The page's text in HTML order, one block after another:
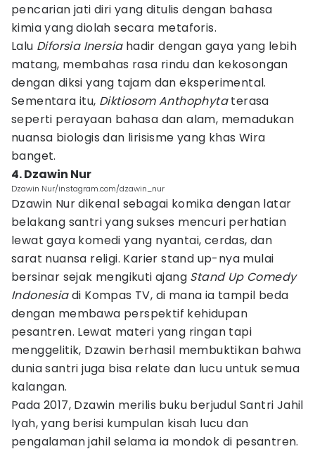
pencarian jati diri yang ditulis dengan bahasa
kimia yang diolah secara metaforis.
Lalu Diforsia Inersiahadir dengan gaya yang lebih
matang, membahas rasa rindu dan kekosongan
dengan diksi yang tajam dan eksperimental.
Sementara itu, Diktiosom Anthophytaterasa
seperti perayaan bahasa dan alam, memadukan
nuansa biologis dan lirisisme yang khas Wira
banget.
4. Dzawin Nur
Dzawin Nur/instagram.com/dzawin_nur
Dzawin Nur dikenal sebagai komika dengan latar
belakang santri yang sukses mencuri perhatian
lewat gaya komedi yang nyantai, cerdas, dan
sarat nuansa religi. Karier stand up-nya mulai
bersinar sejak mengikuti ajang Stand Up Comedy
Indonesiadi Kompas TV, di mana ia tampil beda
dengan membawa perspektif kehidupan
pesantren. Lewat materi yang ringan tapi
menggelitik, Dzawin berhasil membuktikan bahwa
dunia santri juga bisa relate dan lucu untuk semua
kalangan.
Pada 2017, Dzawin merilis buku berjudul Santri Jahil
Iyah, yang berisi kumpulan kisah lucu dan
pengalaman jahil selama ia mondok di pesantren.